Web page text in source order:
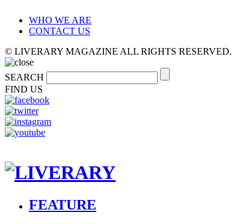
WHO WE ARE
CONTACT US
© LIVERARY MAGAZINE ALL RIGHTS RESERVED.
SEARCH
FIND US
FEATURE